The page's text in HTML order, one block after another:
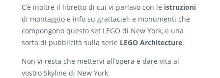
C’è inoltre il libretto di cui vi parlavo con le istruzioni
di montaggio e info su grattacieli e monumenti che
compongono questo set LEGO di New York, e una
sorta di pubblicità sulla serie LEGO Architecture.
Non vi resta che mettervi all’opera e dare vita al
vostro Skyline di New York.